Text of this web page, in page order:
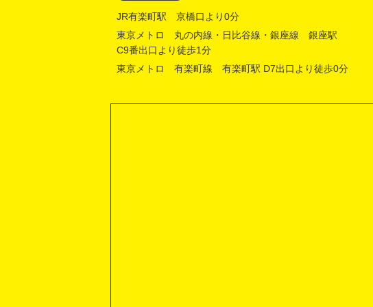
JR有楽町駅 京橋口より0分
東京メトロ 丸の内線・日比谷線・銀座線 銀座駅
C9番出口より徒歩1分
東京メトロ 有楽町線 有楽町駅 D7出口より徒歩0分